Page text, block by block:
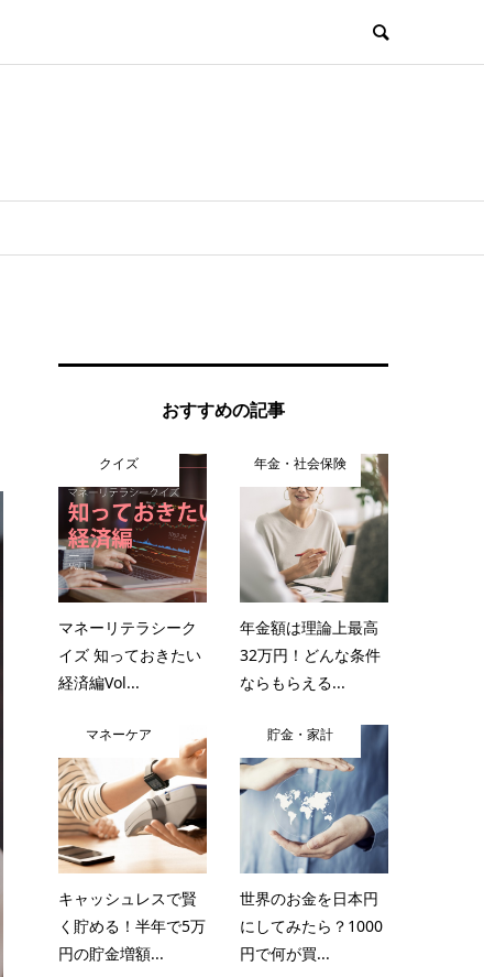
おすすめの記事
クイズ
マネーリテラシーク
イズ 知っておきたい
経済編Vol...
年金・社会保険
年金額は理論上最高
32万円！どんな条件
ならもらえる...
マネーケア
キャッシュレスで賢
く貯める！半年で5万
円の貯金増額...
貯金・家計
世界のお金を日本円
にしてみたら？1000
円で何が買...